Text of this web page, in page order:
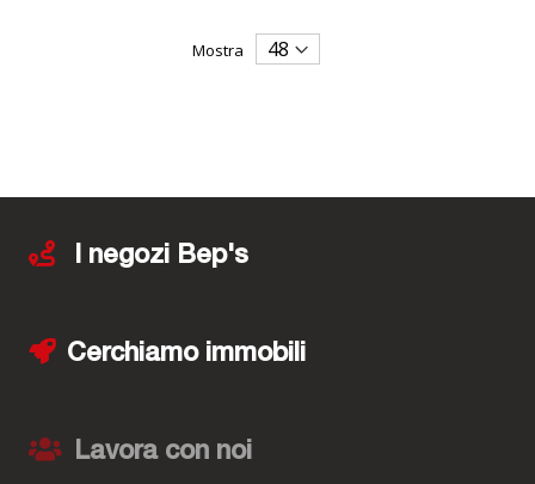
Mostra
I negozi Bep's
Cerchiamo immobili
Lavora con noi